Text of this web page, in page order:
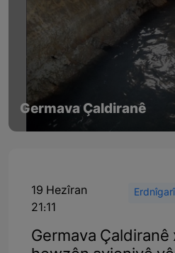
Germava Çaldiranê
19 Hezîran
21:11
Erdnîgarî
Germava